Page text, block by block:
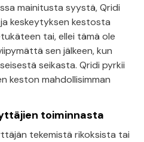
mainitusta syystä, Qridi
keskeytyksen kestosta
tai, ellei tämä ole
sen jälkeen, kun
seikasta. Qridi pyrkii
keston mahdollisimman
toiminnasta
tekemistä rikoksista tai